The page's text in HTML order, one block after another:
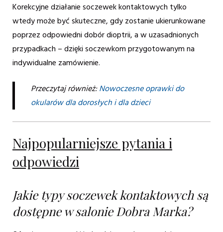
Korekcyjne działanie soczewek kontaktowych tylko
wtedy może być skuteczne, gdy zostanie ukierunkowane
poprzez odpowiedni dobór dioptrii, a w uzasadnionych
przypadkach – dzięki soczewkom przygotowanym na
indywidualne zamówienie.
Przeczytaj również:Nowoczesne oprawki do
okularów dla dorosłych i dla dzieci
Najpopularniejsze pytania i
odpowiedzi
Jakie typy soczewek kontaktowych są
dostępne w salonie Dobra Marka?